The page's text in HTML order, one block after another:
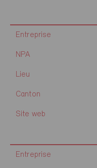
Entreprise
NPA
Lieu
Canton
Site web
Entreprise